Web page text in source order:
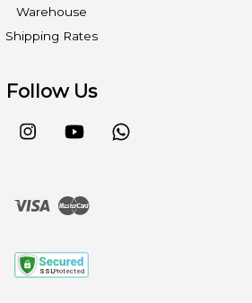
Warehouse
Shipping Rates
Follow Us
FacebookInstagramYouTube
Visa Master